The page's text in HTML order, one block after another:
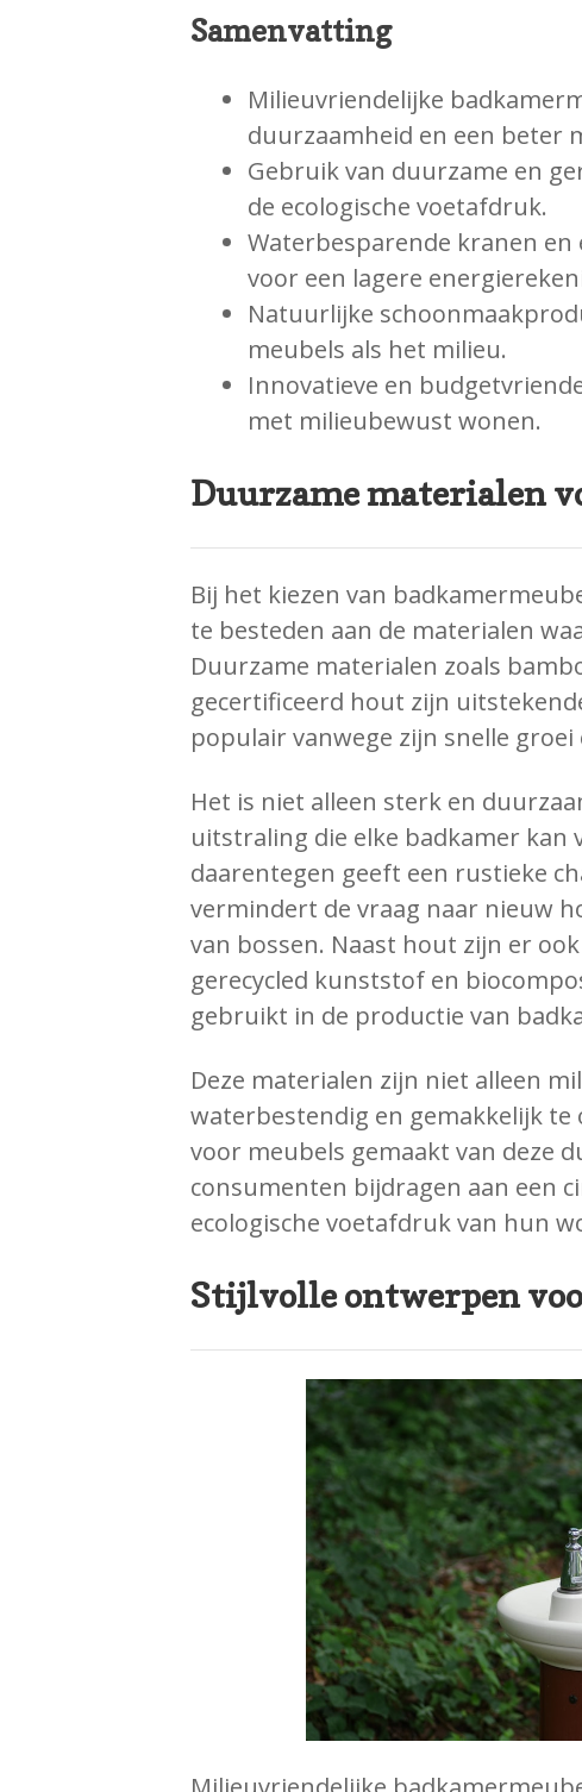
Samenvatting
Milieuvriendelijke
duurzaamheid en een beter
Gebruik van duurzame en
de ecologische voetafdruk.
Waterbesparende kranen
voor een lagere
Natuurlijke
meubels als het milieu.
Innovatieve en
met milieubewust wonen.
Duurzame materialen
Bij het kiezen van
te besteden aan de materialen
Duurzame materialen zoals
gecertificeerd hout zijn
populair vanwege zijn snelle
Het is niet alleen sterk en
uitstraling die elke badkamer kan
daarentegen geeft een rustieke
vermindert de vraag naar nieuw
van bossen. Naast hout zijn er
gerecycled kunststof en
gebruikt in de productie van
Deze materialen zijn niet alleen
waterbestendig en gemakkelijk
voor meubels gemaakt van deze
consumenten bijdragen aan een
ecologische voetafdruk van hun
Stijlvolle ontwerpen